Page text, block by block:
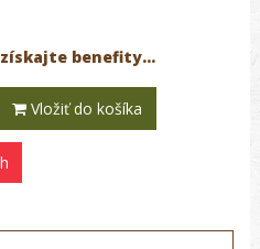
získajte benefity...
Vložiť do košíka